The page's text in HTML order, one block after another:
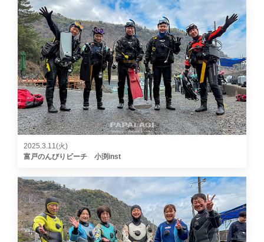
2025.3.11(火)
富戸のんびりビーチ 小渕inst